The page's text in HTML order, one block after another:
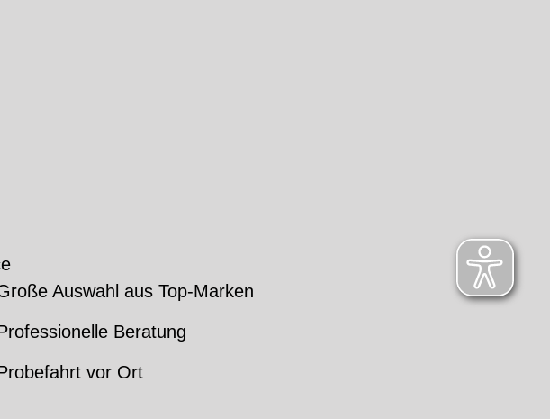
Auswahl aus Top-Marken
Beratung
vor Ort